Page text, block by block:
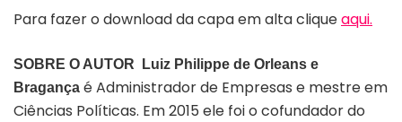
Para fazer o download da capa em alta cliqueaqui.
SOBRE O AUTOR
Luiz Philippe de Orleans e
Bragança é Administrador de Empresas e mestre em
Ciências Políticas. Em 2015 ele foi o cofundador do